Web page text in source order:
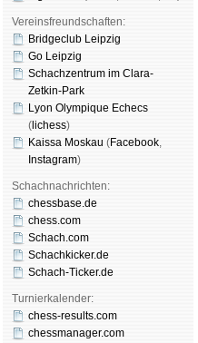
Vereinsfreundschaften:
Bridgeclub Leipzig
Go Leipzig
Schachzentrum im Clara-
Zetkin-Park
Lyon Olympique Echecs
( lichess)
Kaissa Moskau (Face­book,
Insta­gram)
Schachnachrichten:
chessbase.de
chess.com
Schach.com
Schachkicker.de
Schach-Ticker.de
Turnierkalender:
chess-results.com
chessmanager.com